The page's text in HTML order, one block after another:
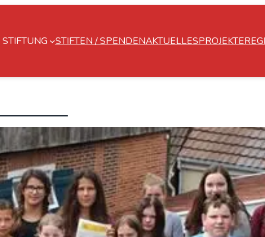
STIFTEN / SPENDENAKTUELLESPROJEKTE